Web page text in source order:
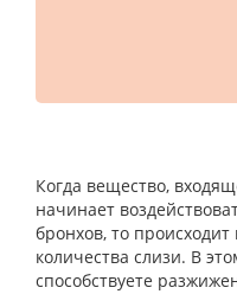
Когда вещество,
начинает
бронхов, то
количества слизи. В
способствуете